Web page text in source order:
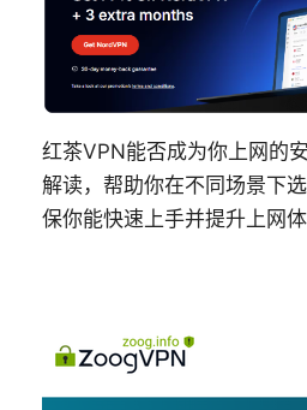
红茶VPN能否成为你上网的
解读，帮助你在不同场景下
保你能快速上手并提升上网体